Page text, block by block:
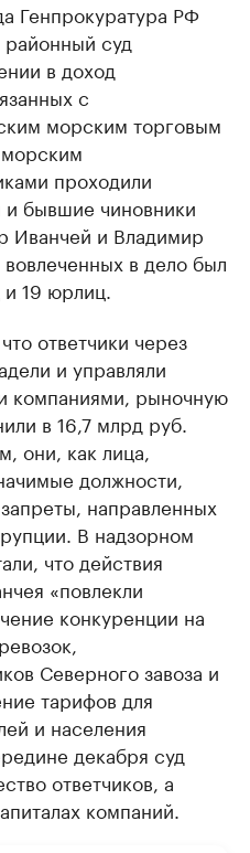
Генпрокуратура РФ
суд
в доход
с
морским торговым
проходили
бывшие чиновники
Иванчей и Владимир
в дело был
19 юрлиц.
ответчики через
и управляли
компаниями, рыночную
в 16,7 млрд руб.
они, как лица,
должности,
направленных
В надзорном
что действия
«повлекли
конкуренции на
Северного завоза и
тарифов для
и населения
декабря суд
ответчиков, а
компаний.